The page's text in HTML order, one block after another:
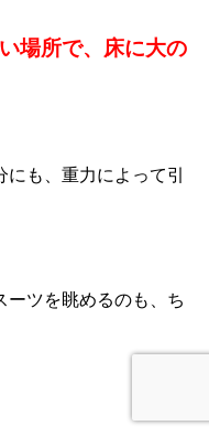
場所で、床に大の
も、重力によって引
ーツを眺めるのも、ち